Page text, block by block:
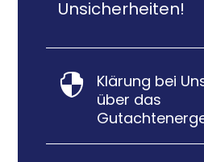
Unsicherheiten!

Klärung bei
über das